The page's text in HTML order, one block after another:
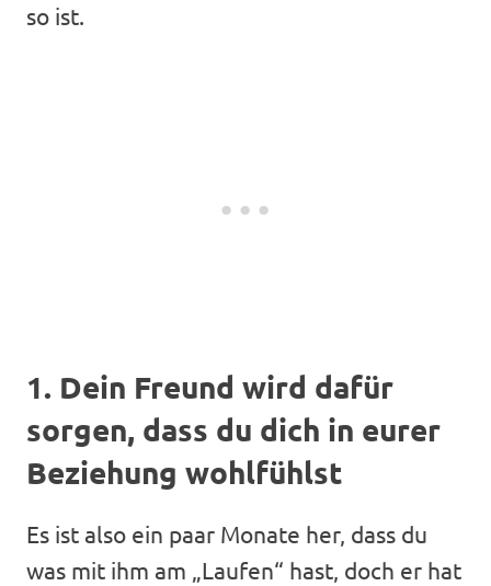
so ist.
1. Dein Freund wird dafür
sorgen, dass du dich in eurer
Beziehung wohlfühlst
Es ist also ein paar Monate her, dass du
was mit ihm am „Laufen“ hast, doch er hat